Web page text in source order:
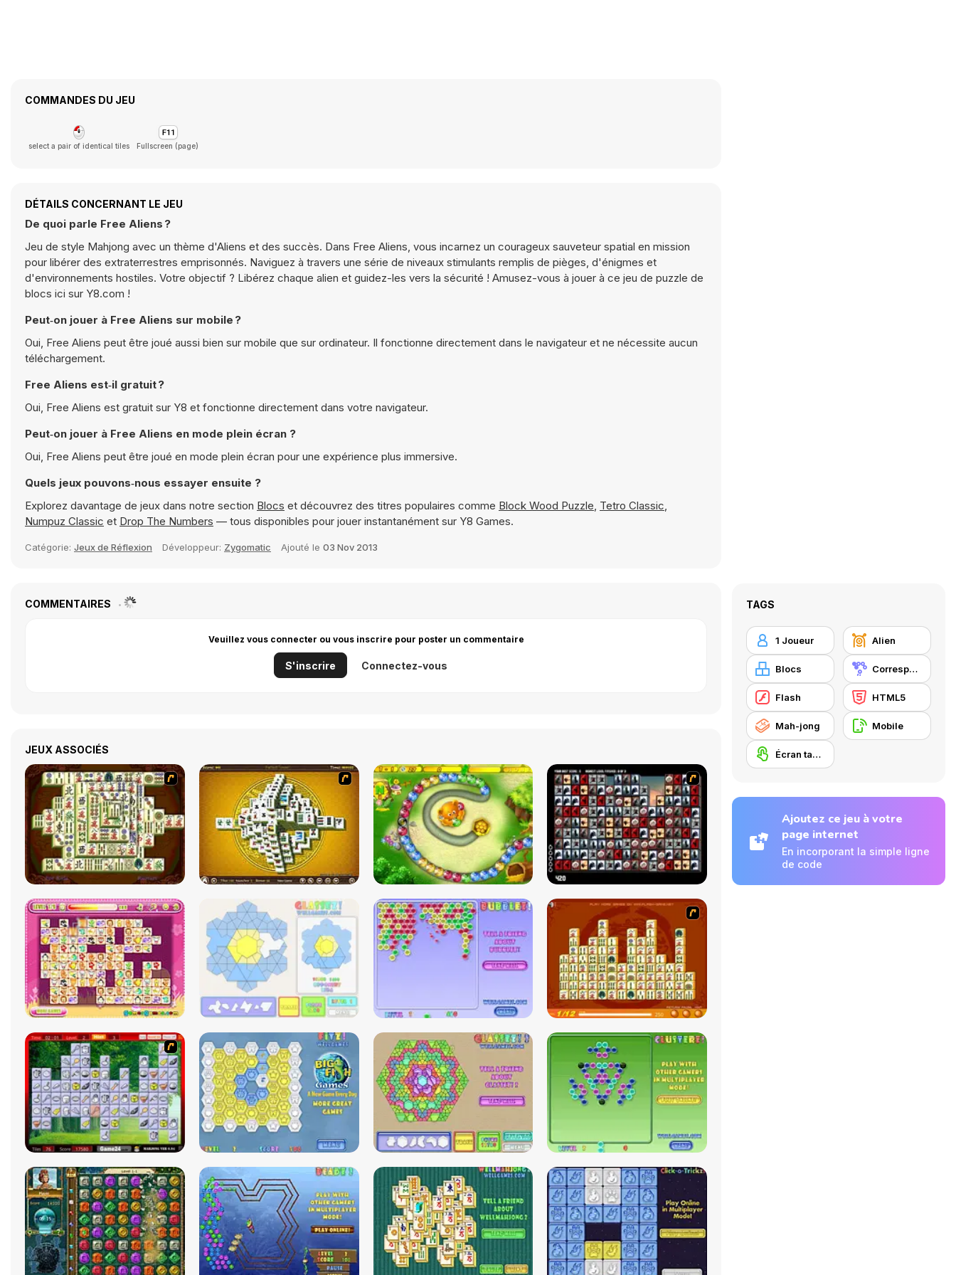
COMMANDES DU JEU
select a pair of identical tiles Fullscreen (page)
DÉTAILS CONCERNANT LE JEU
De quoi parle Free Aliens ?
Jeu de style Mahjong avec un thème d'Aliens et des succès. Dans Free Aliens, vous incarnez un courageux sauveteur spatial en mission
pour libérer des extraterrestres emprisonnés. Naviguez à travers une série de niveaux stimulants remplis de pièges, d'énigmes et
d'environnements hostiles. Votre objectif ? Libérez chaque alien et guidez-les vers la sécurité ! Amusez-vous à jouer à ce jeu de puzzle de
blocs ici sur Y8.com !
Peut‑on jouer à Free Aliens sur mobile ?
Oui, Free Aliens peut être joué aussi bien sur mobile que sur ordinateur. Il fonctionne directement dans le navigateur et ne nécessite aucun
téléchargement.
Free Aliens est‑il gratuit ?
Oui, Free Aliens est gratuit sur Y8 et fonctionne directement dans votre navigateur.
Peut‑on jouer à Free Aliens en mode plein écran ?
Oui, Free Aliens peut être joué en mode plein écran pour une expérience plus immersive.
Quels jeux pouvons‑nous essayer ensuite ?
Explorez davantage de jeux dans notre section Blocs et découvrez des titres populaires comme Block Wood Puzzle, Tetro Classic,
Numpuz Classic et Drop The Numbers — tous disponibles pour jouer instantanément sur Y8 Games.
Catégorie: Jeux de Réflexion Développeur: Zygomatic Ajouté le 03 Nov 2013
COMMENTAIRES
Veuillez vous connecter ou vous inscrire pour poster un commentaire
S'inscrire Connectez-vous
JEUX ASSOCIÉS
TAGS
1 Joueur Alien
Blocs Correspondance
Flash HTML5
Mah-jong Mobile
Écran tactile
Ajoutez ce jeu à votre
page internet
En incorporant la simple ligne
de code